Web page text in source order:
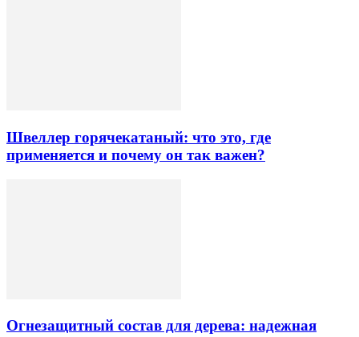
Швеллер горячекатаный: что это, где
применяется и почему он так важен?
Огнезащитный состав для дерева: надежная